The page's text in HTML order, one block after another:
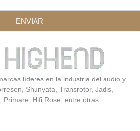
ENVIAR
líderes en la industria del audio y
Shunyata, Transrotor, Jadis,
Primare, Hifi Rose, entre otras.